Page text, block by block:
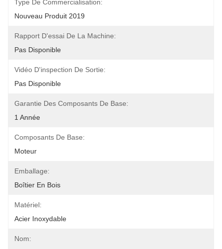
Type De Commercialisation:
Nouveau Produit 2019
Rapport D'essai De La Machine:
Pas Disponible
Vidéo D'inspection De Sortie:
Pas Disponible
Garantie Des Composants De Base:
1 Année
Composants De Base:
Moteur
Emballage:
Boîtier En Bois
Matériel:
Acier Inoxydable
Nom: